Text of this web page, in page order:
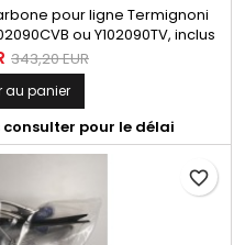
pour ligne Termignoni
ou Y102090TV, inclus
rivet avec gravure laser du
borgne étanche inox x6.
343,20 EUR
au panier
pour le délai
favorite_border